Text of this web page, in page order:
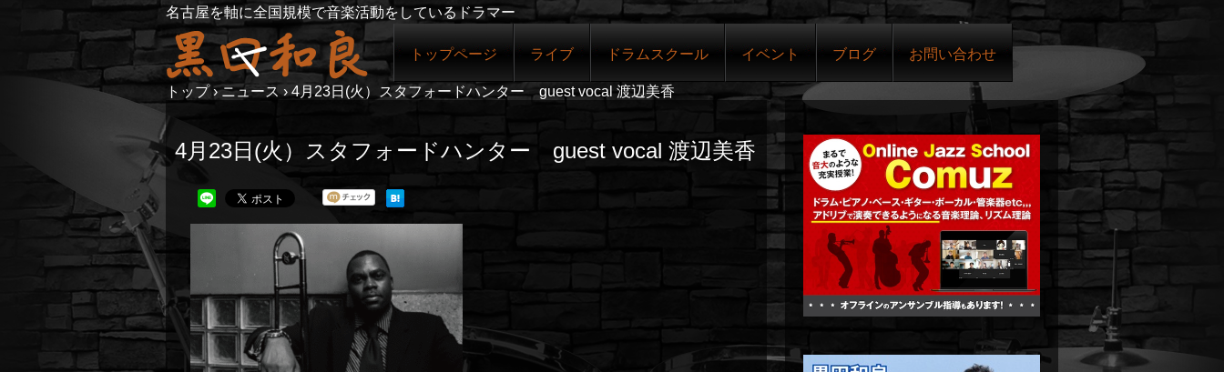
名古屋を軸に全国規模で音楽活動をしているドラマー
トップページ ライブ ドラムスクール イベント ブログ お問い合わせ
トップ › ニュース › 4月23日(火）スタフォードハンター guest vocal 渡辺美香
4月23日(火）スタフォードハンター guest vocal 渡辺美香